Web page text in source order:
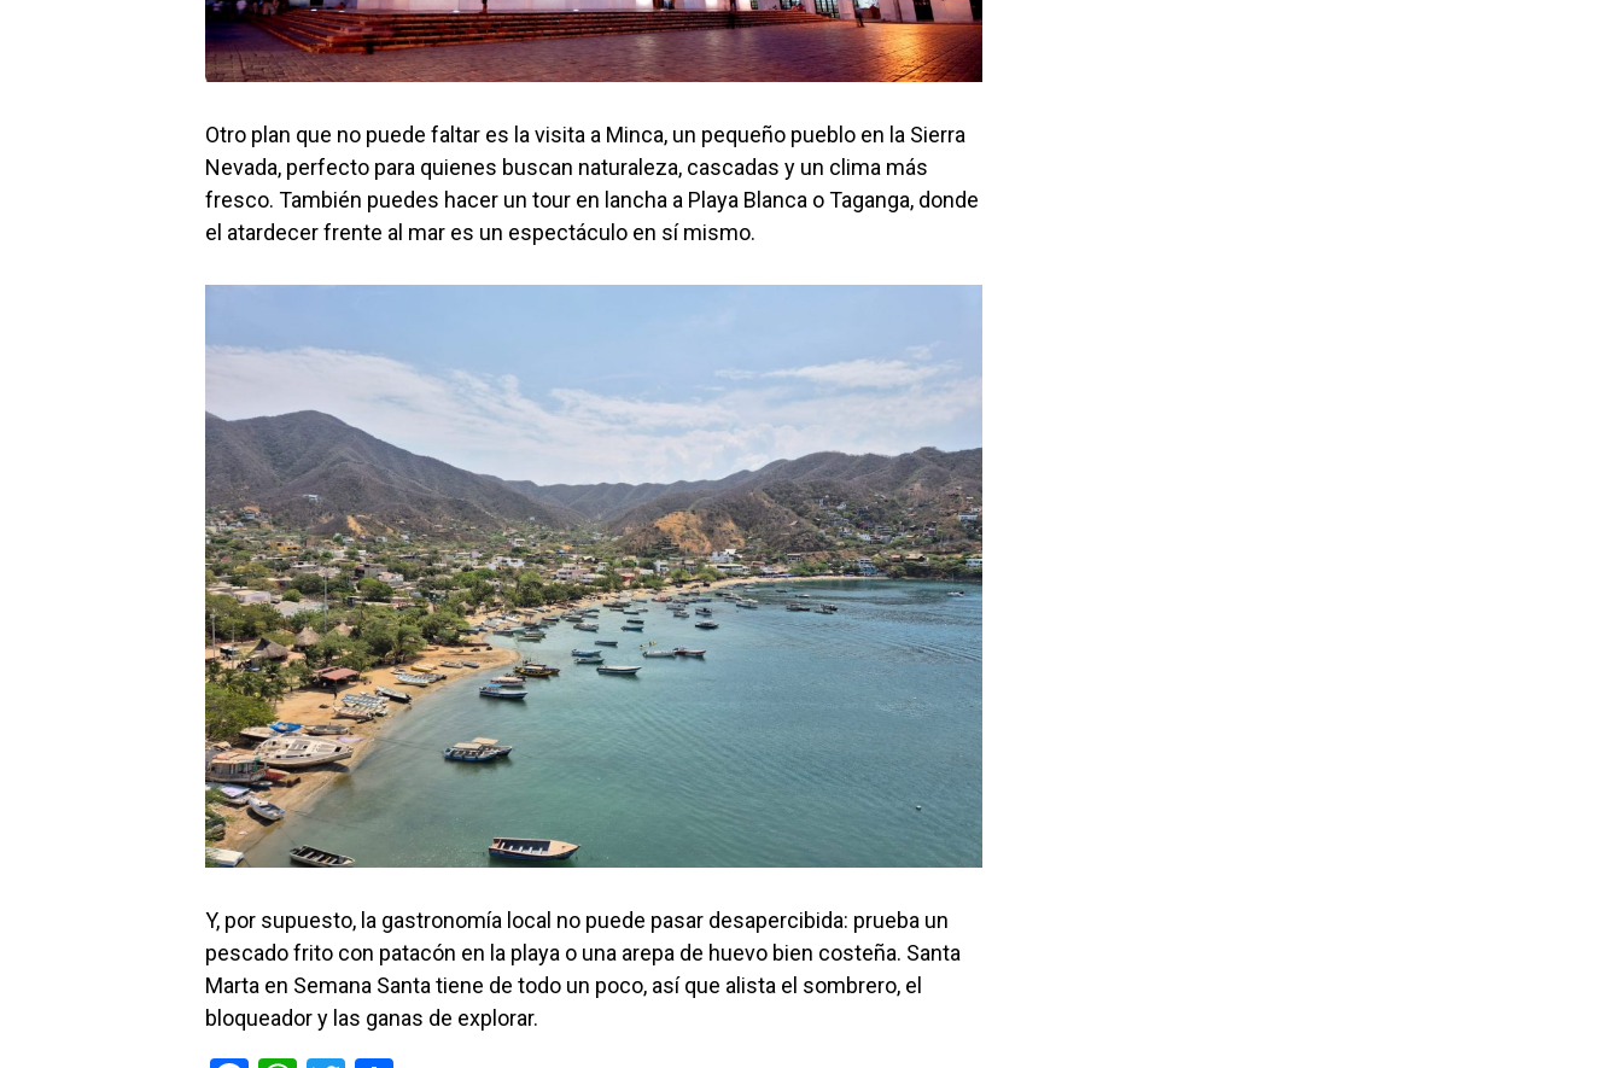
Otro plan que no puede faltar es la visita a Minca, un pequeño pueblo en la Sierra
Nevada, perfecto para quienes buscan naturaleza, cascadas y un clima más
fresco. También puedes hacer un tour en lancha a Playa Blanca o Taganga, donde
el atardecer frente al mar es un espectáculo en sí mismo.
Y, por supuesto, la gastronomía local no puede pasar desapercibida: prueba un
pescado frito con patacón en la playa o una arepa de huevo bien costeña. Santa
Marta en Semana Santa tiene de todo un poco, así que alista el sombrero, el
bloqueador y las ganas de explorar.